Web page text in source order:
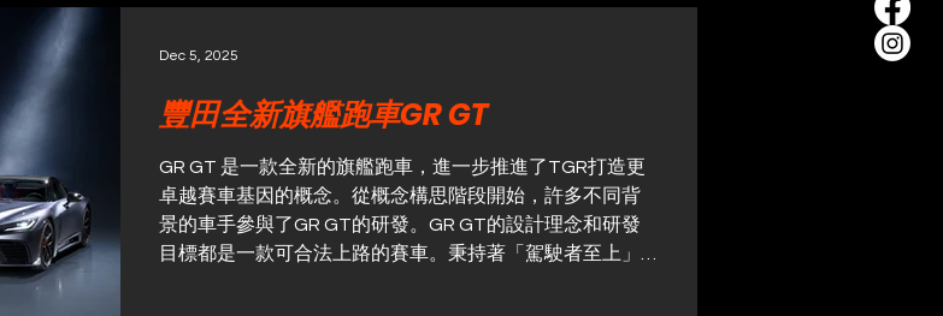
示，今次香港聯展獲多個日本頂尖改裝及性能品牌鼎力支
「觀眾除可近距離欣賞多位改裝大師的最新力作，更可直
接與品牌創辦人及改裝大師交流，深入了解其設計理念及
製作技術。我們期望透過這次文化交流，進㇐步加強港日
兩地的⾧遠聯繫，並期盼香港成為東京改裝車展（TAS）
未來在海外的重要據點。」 本屆展會規模創歷屆之最，首
次將新車展示及日本改裝文
豐田全新旗艦跑車GR GT
GR GT 是一款全新的旗艦跑車，進一步推進了TGR打造更
卓越賽車基因的概念。從概念構思階段開始，許多不同背
景的車手參與了GR GT的研發。GR GT的設計理念和研發
目標都是一款可合法上路的賽車。秉持著「駕駛者至上」
Dec 5, 2025